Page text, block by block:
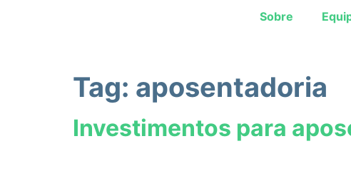
Sobre
Tag: aposentadoria
Investimentos para